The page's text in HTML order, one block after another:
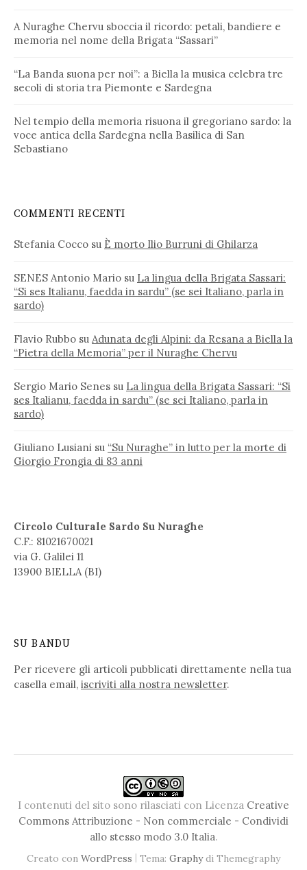
A Nuraghe Chervu sboccia il ricordo: petali, bandiere e
memoria nel nome della Brigata “Sassari”
“La Banda suona per noi”: a Biella la musica celebra tre
secoli di storia tra Piemonte e Sardegna
Nel tempio della memoria risuona il gregoriano sardo: la
voce antica della Sardegna nella Basilica di San
Sebastiano
COMMENTI RECENTI
Stefania Cocco su È morto Ilio Burruni di Ghilarza
SENES Antonio Mario su La lingua della Brigata Sassari:
“Si ses Italianu, faedda in sardu” (se sei Italiano, parla in
sardo)
Flavio Rubbo su Adunata degli Alpini: da Resana a Biella la
“Pietra della Memoria” per il Nuraghe Chervu
Sergio Mario Senes su La lingua della Brigata Sassari: “Si
ses Italianu, faedda in sardu” (se sei Italiano, parla in
sardo)
Giuliano Lusiani su “Su Nuraghe” in lutto per la morte di
Giorgio Frongia di 83 anni
Circolo Culturale Sardo Su Nuraghe
C.F.: 81021670021
via G. Galilei 11
13900 BIELLA (BI)
SU BANDU
Per ricevere gli articoli pubblicati direttamente nella tua
casella email, iscriviti alla nostra newsletter.
I contenuti del sito sono rilasciati con Licenza Creative
Commons Attribuzione - Non commerciale - Condividi
allo stesso modo 3.0 Italia.
Creato con WordPress | Tema: Graphydi Themegraphy